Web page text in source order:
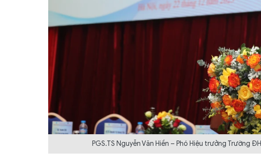
PGS.TS Nguyễn Văn Hiền – Phó Hiệu trưởng Trường